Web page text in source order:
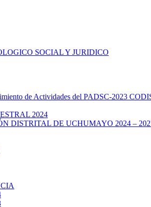
SOCIAL Y JURIDICO
de Actividades del PADSC-2023
2024
DISTRITAL DE UCHUMAYO 2024 –